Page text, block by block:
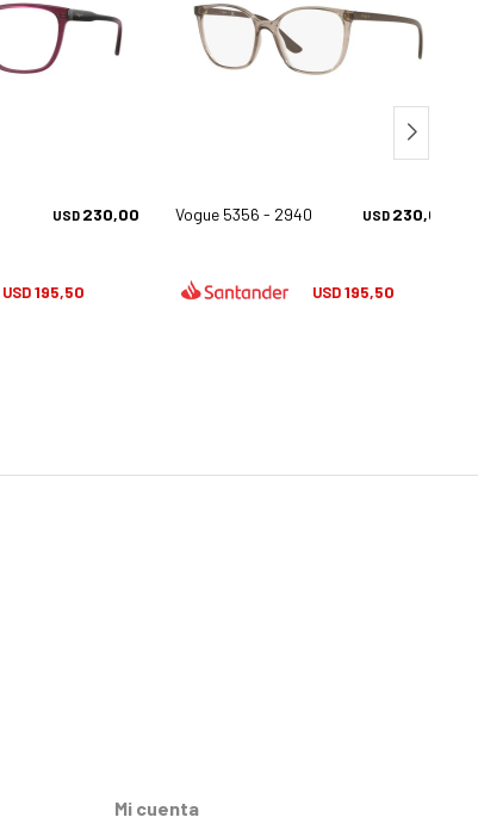
USD 230,00
USD195,50
Vogue 5356 - 2940 USD 230,00
USD195,50
Mi cuenta